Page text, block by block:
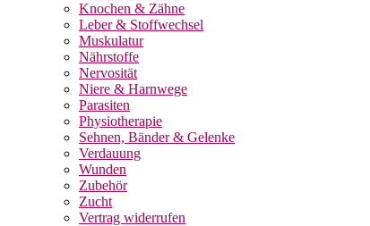
Knochen & Zähne
Leber & Stoffwechsel
Muskulatur
Nährstoffe
Nervosität
Niere & Harnwege
Parasiten
Physiotherapie
Sehnen, Bänder & Gelenke
Verdauung
Wunden
Zubehör
Zucht
Vertrag widerrufen